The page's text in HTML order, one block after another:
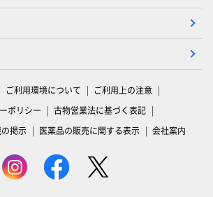
ご利用環境について
ご利用上の注意
ポリシー
古物営業法に基づく表記
掲示
医薬品の販売に関する表示 会社案内